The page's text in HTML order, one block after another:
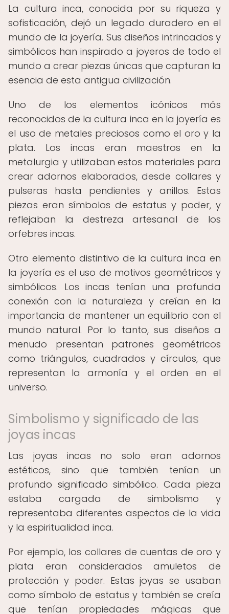
La cultura inca, conocida por su riqueza y
sofisticación, dejó un legado duradero en el
mundo de la joyería. Sus diseños intrincados y
simbólicos han inspirado a joyeros de todo el
mundo a crear piezas únicas que capturan la
esencia de esta antigua civilización.
Uno de los elementos icónicos más
reconocidos de la cultura inca en la joyería es
el uso de metales preciosos como el oro y la
plata. Los incas eran maestros en la
metalurgia y utilizaban estos materiales para
crear adornos elaborados, desde collares y
pulseras hasta pendientes y anillos. Estas
piezas eran símbolos de estatus y poder, y
reflejaban la destreza artesanal de los
orfebres incas.
Otro elemento distintivo de la cultura inca en
la joyería es el uso de motivos geométricos y
simbólicos. Los incas tenían una profunda
conexión con la naturaleza y creían en la
importancia de mantener un equilibrio con el
mundo natural. Por lo tanto, sus diseños a
menudo presentan patrones geométricos
como triángulos, cuadrados y círculos, que
representan la armonía y el orden en el
universo.
Simbolismo y significado de las
joyas incas
Las joyas incas no solo eran adornos
estéticos, sino que también tenían un
profundo significado simbólico. Cada pieza
estaba cargada de simbolismo y
representaba diferentes aspectos de la vida
y la espiritualidad inca.
Por ejemplo, los collares de cuentas de oro y
plata eran considerados amuletos de
protección y poder. Estas joyas se usaban
como símbolo de estatus y también se creía
que tenían propiedades mágicas que